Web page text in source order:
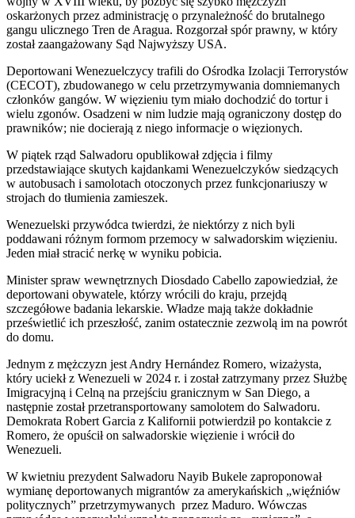
oskarżonych przez administrację o przynależność do brutalnego
gangu ulicznego Tren de Aragua. Rozgorzał spór prawny, w który
został zaangażowany Sąd Najwyższy USA.
Deportowani Wenezuelczycy trafili do Ośrodka Izolacji Terrorystów
(CECOT), zbudowanego w celu przetrzymywania domniemanych
członków gangów. W więzieniu tym miało dochodzić do tortur i
wielu zgonów. Osadzeni w nim ludzie mają ograniczony dostęp do
prawników; nie docierają z niego informacje o więzionych.
W piątek rząd Salwadoru opublikował zdjęcia i filmy
przedstawiające skutych kajdankami Wenezuelczyków siedzących
w autobusach i samolotach otoczonych przez funkcjonariuszy w
strojach do tłumienia zamieszek.
Wenezuelski przywódca twierdzi, że niektórzy z nich byli
poddawani różnym formom przemocy w salwadorskim więzieniu.
Jeden miał stracić nerkę w wyniku pobicia.
Minister spraw wewnętrznych Diosdado Cabello zapowiedział, że
deportowani obywatele, którzy wrócili do kraju, przejdą
szczegółowe badania lekarskie. Władze mają także dokładnie
prześwietlić ich przeszłość, zanim ostatecznie zezwolą im na powrót
do domu.
Jednym z mężczyzn jest Andry Hernández Romero, wizażysta,
który uciekł z Wenezueli w 2024 r. i został zatrzymany przez Służbę
Imigracyjną i Celną na przejściu granicznym w San Diego, a
następnie został przetransportowany samolotem do Salwadoru.
Demokrata Robert Garcia z Kalifornii potwierdził po kontakcie z
Romero, że opuścił on salwadorskie więzienie i wrócił do
Wenezueli.
W kwietniu prezydent Salwadoru Nayib Bukele zaproponował
wymianę deportowanych migrantów za amerykańskich „więźniów
politycznych” przetrzymywanych przez Maduro. Wówczas